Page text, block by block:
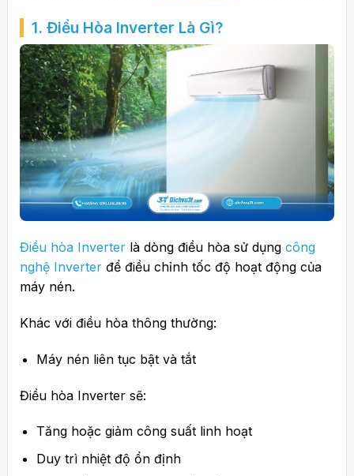
1. Điều Hòa Inverter Là Gì?
Điều hòa Inverterlà dòng điều hòa sử dụng công
nghệ Inverterđể điều chỉnh tốc độ hoạt động của
máy nén.
Khác với điều hòa thông thường:
Máy nén liên tục bật và tắt
Điều hòa Inverter sẽ:
Tăng hoặc giảm công suất linh hoạt
Duy trì nhiệt độ ổn định